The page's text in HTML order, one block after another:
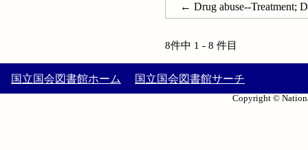
← Drug abuse--Treatment;
8件中 1 - 8 件目
国立国会図書館ホーム 国立国会図書館サーチ
Copyright ©